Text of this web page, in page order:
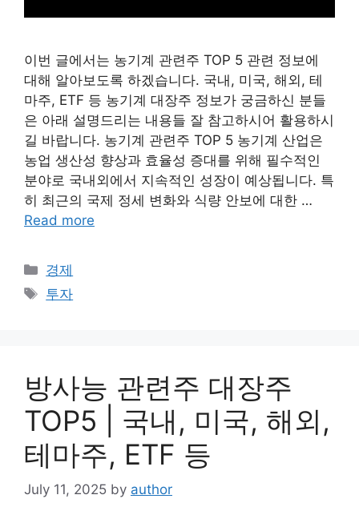
이번 글에서는 농기계 관련주 TOP 5 관련 정보에
대해 알아보도록 하겠습니다. 국내, 미국, 해외, 테
마주, ETF 등 농기계 대장주 정보가 궁금하신 분들
은 아래 설명드리는 내용들 잘 참고하시어 활용하시
길 바랍니다. 농기계 관련주 TOP 5 농기계 산업은
농업 생산성 향상과 효율성 증대를 위해 필수적인
분야로 국내외에서 지속적인 성장이 예상됩니다. 특
히 최근의 국제 정세 변화와 식량 안보에 대한 …
Read more
Categories
경제
Tags
투자
방사능 관련주 대장주
TOP5 | 국내, 미국, 해외,
테마주, ETF 등
July 11, 2025 by author